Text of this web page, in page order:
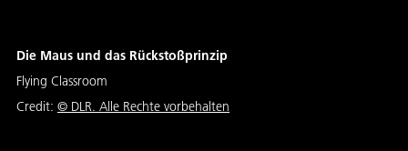
Die Maus und das Rückstoßprinzip
Flying Classroom
Credit: © DLR. Alle Rechte vorbehalten